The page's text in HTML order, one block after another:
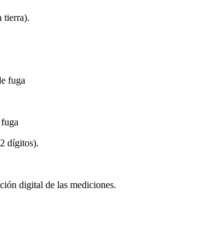
tierra).
fuga
dígitos).
digital de las mediciones.